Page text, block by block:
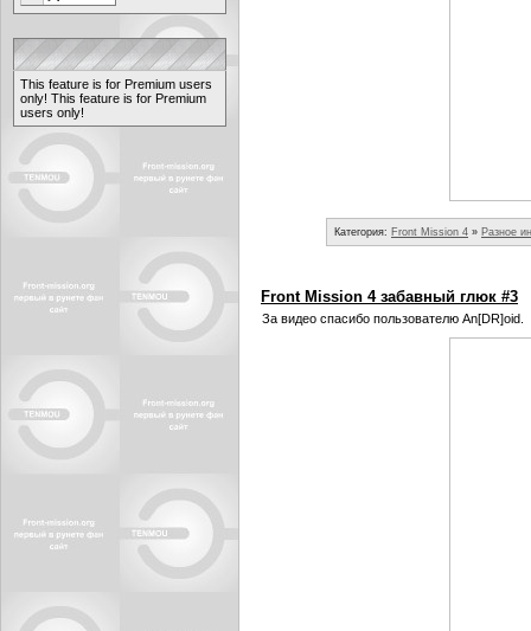
This feature is for Premium users
only! This feature is for Premium
users only!
Категория: Front Mission 4 » Разное
Front Mission 4 забавный глюк #3
За видео спасибо пользователю An[DR]oid.